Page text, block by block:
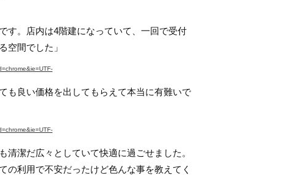
す。店内は4階建になっていて、一回で受付
空間でした」
も良い価格を出してもらえて本当に有難いで
潔だ広々としていて快適に過ごせました。
利用で不安だったけど色んな事を教えてく